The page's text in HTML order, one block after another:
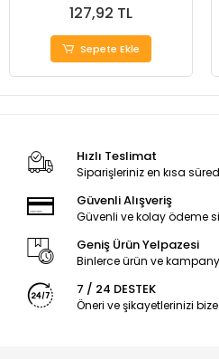
127,92 TL
Sepete Ekle
Hızlı Teslimat
Siparişleriniz en kısa
Güvenli Alışveriş
Güvenli ve kolay ödeme
Geniş Ürün Yelpazesi
Binlerce ürün ve
7 / 24 DESTEK
Öneri ve şikayetlerinizi